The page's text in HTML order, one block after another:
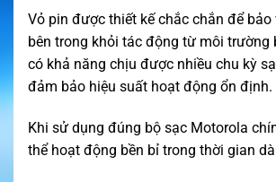
Vỏ pin được thiết kế chắc chắn để bảo
bên trong khỏi tác động từ môi trường
có khả năng chịu được nhiều chu kỳ
đảm bảo hiệu suất hoạt động ổn định.
Khi sử dụng đúng bộ sạc Motorola
thể hoạt động bền bỉ trong thời gian